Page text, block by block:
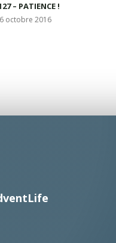
– PATIENCE !
octobre 2016